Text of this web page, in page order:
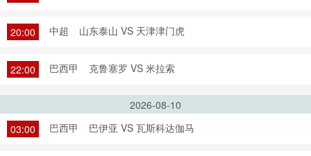
20:00 中超 山东泰山 VS 天津津门虎
22:00 巴西甲 克鲁塞罗 VS 米拉索
2026-08-10
03:00
巴西甲 巴伊亚 VS 瓦斯科达伽马